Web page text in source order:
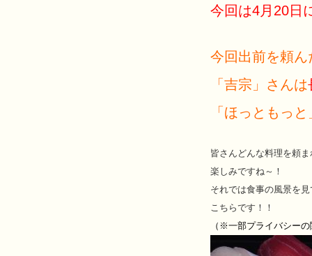
今回は4月20日
今回出前を頼ん
「吉宗」さんは
「ほっともっ
皆さんどんな料理を頼
楽しみですね～！
それでは食事の風景を
こちらです！！
（※一部プライバシー